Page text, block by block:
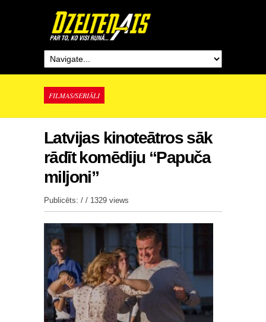
FILMAS/SERIĀLI
Latvijas kinoteātros sāk
rādīt komēdiju “Papuča
miljoni”
Publicēts: / / 1329 views